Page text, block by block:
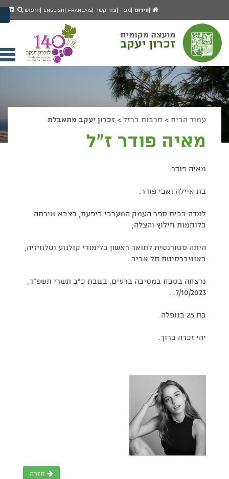
מעבר לתפריט ראשי
הגדל גודל פונט
הקטן גודל פונט
מצב ניגודיות גבוהה
מצב ניגודיות נמוכה
הצג קישורים
הצהרת נגישות
עמוד
הבית
חירום מפה צור קשר Francais
English חיפוש
עמוד הבית > חרבות ברזל > זכרון יעקב מתאבלת
מאיה פודר ז"ל
מאיה פודר.
בת איילה ואבי פודר.
למדה בבית ספר העמק המערבי ביפעת, בצבא שירתה
כלוחמות חילוץ והצלה,
היתה סטודנטית לתואר ראשון בלימודי קולנוע וטלוויזיה,
באוניברסיטת תל אביב.
נרצחה בטבח במסיבה ברעים, בשבת כ"ב תשרי תשפ"ד,
7/10/2023. .
בת 25 בנופלה.
יהי זכרה ברוך.
חזרה